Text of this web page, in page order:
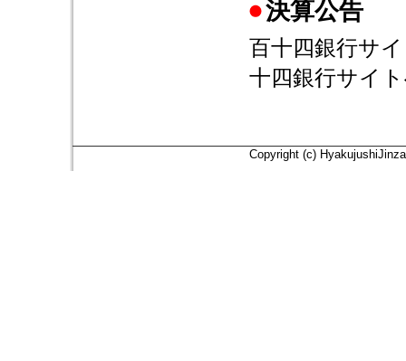
決算公告
百十四銀行サ
十四銀行サイ
Copyright (c)